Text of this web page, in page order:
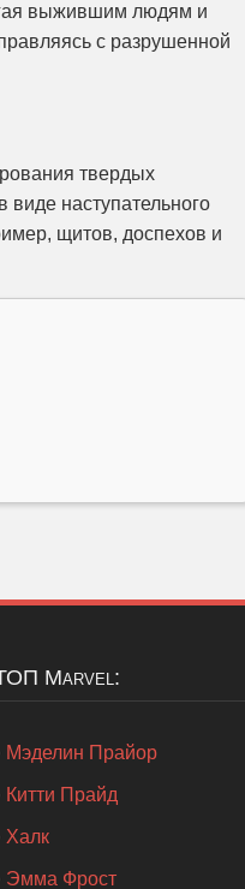
выжившим людям и
с разрушенной
твердых
наступательного
щитов, доспехов и
ТОП Marvel:
Мэделин Прайор
Китти Прайд
Халк
Эмма Фрост